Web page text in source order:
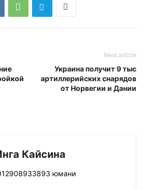
Next article
Украина получит 9 тыс
артиллерийских снарядов
от Норвегии и Дании
Кайсина
юмани